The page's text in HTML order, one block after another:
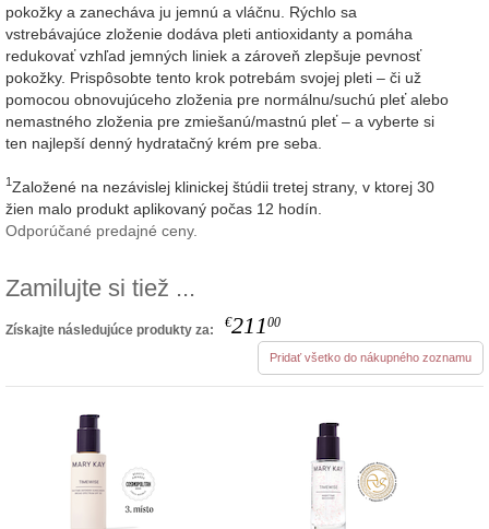
pokožky a zanecháva ju jemnú a vláčnu. Rýchlo sa
vstrebávajúce zloženie dodáva pleti antioxidanty a pomáha
redukovať vzhľad jemných liniek a zároveň zlepšuje pevnosť
pokožky. Prispôsobte tento krok potrebám svojej pleti – či už
pomocou obnovujúceho zloženia pre normálnu/suchú pleť alebo
nemastného zloženia pre zmiešanú/mastnú pleť – a vyberte si
ten najlepší denný hydratačný krém pre seba.
1 Založené na nezávislej klinickej štúdii tretej strany, v ktorej 30
žien malo produkt aplikovaný počas 12 hodín.
Odporúčané predajné ceny.
Zamilujte si tiež ...
Získajte následujúce produkty za: €211 00
Pridať všetko do nákupného zoznamu